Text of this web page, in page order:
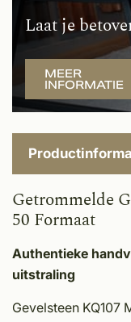
Laat je
MEER
INFORMATIE
Getrommelde
50 Formaat
Authentieke
uitstraling
Gevelsteen KQ107